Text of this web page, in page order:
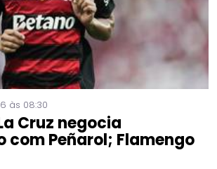
às 08:30
Cruz negocia
com Peñarol; Flamengo